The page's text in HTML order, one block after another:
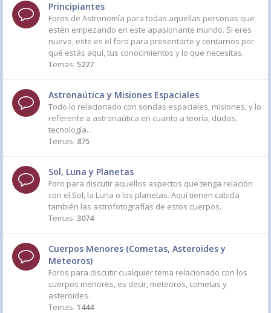
Principiantes
Foros de Astronomía para todas aquellas personas que
estén empezando en este apasionante mundo. Si eres
nuevo, este es el foro para presentarte y contarnos por
qué estás aquí, tus conocimientos y lo que necesitas.
Temas: 5227
Astronaútica y Misiones Espaciales
Todo lo relacionado con sondas espaciales, misiones, y lo
referente a astronaútica en cuanto a teoría, dudas,
tecnología...
Temas: 875
Sol, Luna y Planetas
Foro para discutir aquellos aspectos que tenga relación
con el Sol, la Luna o los planetas. Aquí tienen cabida
también las astrofotografías de estos cuerpos.
Temas: 3074
Cuerpos Menores (Cometas, Asteroides y
Meteoros)
Foros para discutir cualquier tema relacionado con los
cuerpos menores, es decir, meteoros, cometas y
asteroides.
Temas: 1444